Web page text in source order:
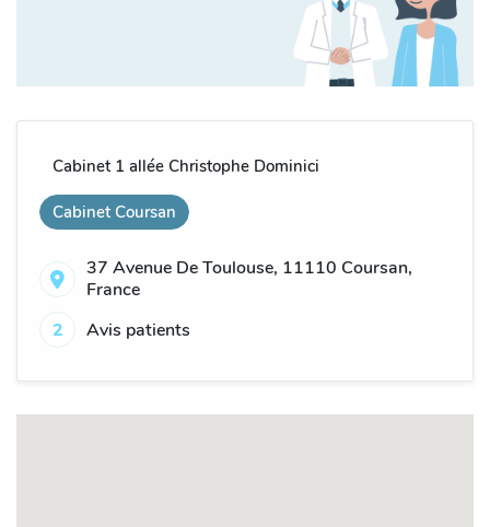
Cabinet 1 allée Christophe Dominici
Cabinet Coursan
37 Avenue De Toulouse, 11110 Coursan,
France
2
Avis patients